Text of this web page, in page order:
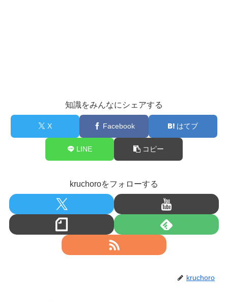
知識をみんなにシェアする
X Facebook はてブ
LINE コピー
kruchoroをフォローする
kruchoro